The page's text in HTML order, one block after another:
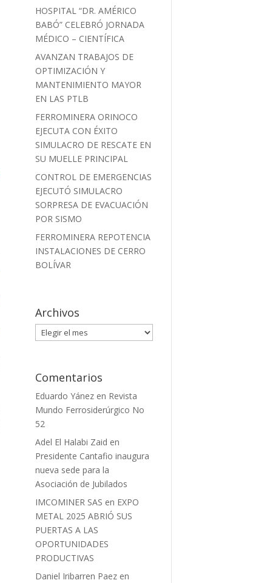
HOSPITAL “DR. AMÉRICO
BABÓ” CELEBRÓ JORNADA
MÉDICO – CIENTÍFICA
AVANZAN TRABAJOS DE
OPTIMIZACIÓN Y
MANTENIMIENTO MAYOR
EN LAS PTLB
FERROMINERA ORINOCO
EJECUTA CON ÉXITO
SIMULACRO DE RESCATE EN
SU MUELLE PRINCIPAL
CONTROL DE EMERGENCIAS
EJECUTÓ SIMULACRO
SORPRESA DE EVACUACIÓN
POR SISMO
FERROMINERA REPOTENCIA
INSTALACIONES DE CERRO
BOLÍVAR
Archivos
Archivos
Comentarios
Eduardo Yánez en Revista
Mundo Ferrosiderúrgico No
52
Adel El Halabi Zaid en
Presidente Cantafio inaugura
nueva sede para la
Asociación de Jubilados
IMCOMINER SAS en EXPO
METAL 2025 ABRIÓ SUS
PUERTAS A LAS
OPORTUNIDADES
PRODUCTIVAS
Daniel Iribarren Paez en